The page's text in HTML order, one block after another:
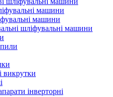
машини
машини
шліфувальні машини
викрутки
інверторні